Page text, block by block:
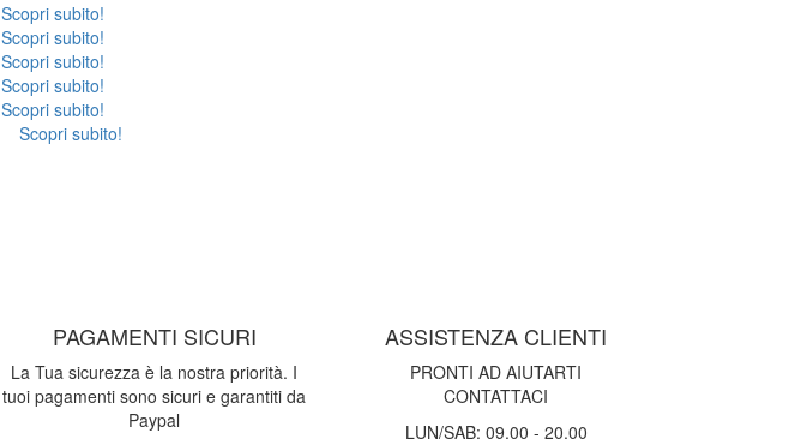
Scopri subito!
Scopri subito!
Scopri subito!
Scopri subito!
Scopri subito!
Scopri subito!
PAGAMENTI SICURI
La Tua sicurezza è la nostra priorità. I
tuoi pagamenti sono sicuri e garantiti da
Paypal
ASSISTENZA CLIENTI
PRONTI AD AIUTARTI
CONTATTACI
LUN/SAB: 09.00 - 20.00